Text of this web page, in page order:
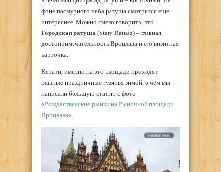
фоне пасмурного неба ратуша смотрится еще
интереснее. Можно смело говорить, что
Городская ратуша (Stary Ratusz) – главная
достопримечательность Вроцлава и его визитная
карточка.
Кстати, именно на это площади проходят
главные праздничные гулянья зимой, о чем мы
написали большую статью с фото
«Рождественские рынки на Рыночной площади
Вроцлава«.